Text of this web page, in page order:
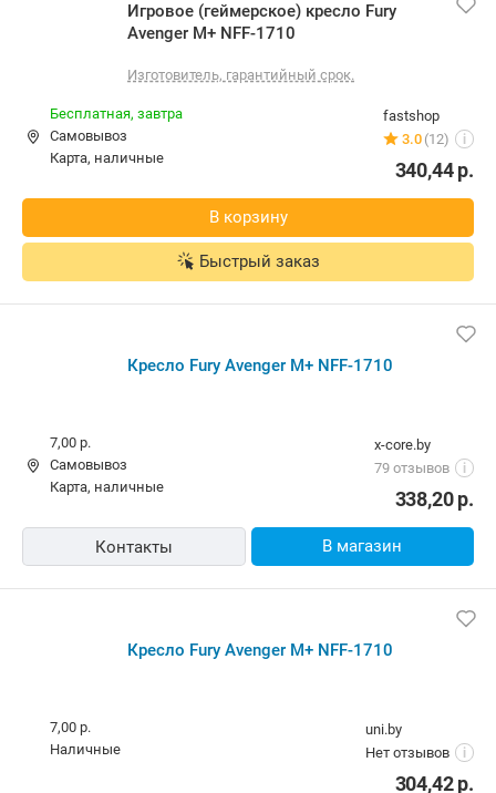
Игровое (геймерское) кресло Fury
Avenger M+ NFF-1710
Изготовитель, гарантийный срок.
fastshop
3.0 (12) i
Бесплатная, завтра
Самовывоз
карта, наличные
340,44р.
В корзину
Быстрый заказ
Кресло Fury Avenger M+ NFF-1710
x-core.by
79 отзывов
i
7,00 р.
Самовывоз
карта, наличные
338,20р.
Контакты В магазин
Кресло Fury Avenger M+ NFF-1710
uni.by
Нет отзывов
i
7,00 р.
наличные
304,42р.